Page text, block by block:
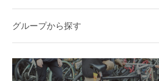
グループから探す